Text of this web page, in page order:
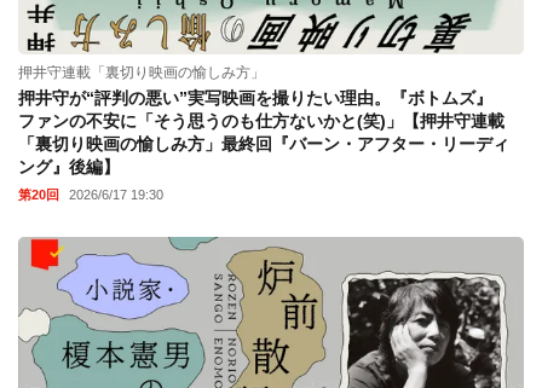
押井守連載「裏切り映画の愉しみ方」
押井守が“評判の悪い”実写映画を撮りたい理由。『ボトムズ』
ファンの不安に「そう思うのも仕方ないかと(笑)」【押井守連載
「裏切り映画の愉しみ方」最終回『バーン・アフター・リーディ
ング』後編】
第20回 2026/6/17 19:30